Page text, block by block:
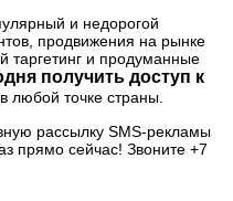
и недорогой
продвижения на рынке
таргетинг и продуманные
получить доступ к
в любой точке страны.
рассылку SMS-рекламы
прямо сейчас! Звоните +7